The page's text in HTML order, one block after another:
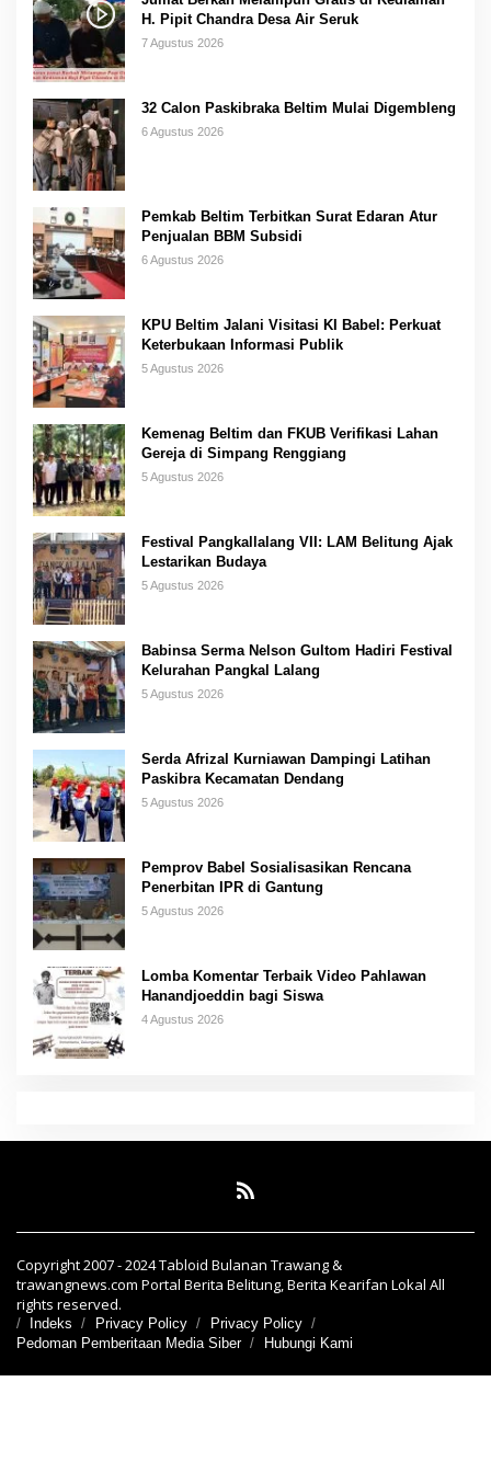
H. Pipit Chandra Desa Air Seruk
7 Agustus 2026
32 Calon Paskibraka Beltim Mulai Digembleng
6 Agustus 2026
Pemkab Beltim Terbitkan Surat Edaran Atur
Penjualan BBM Subsidi
6 Agustus 2026
KPU Beltim Jalani Visitasi KI Babel: Perkuat
Keterbukaan Informasi Publik
5 Agustus 2026
Kemenag Beltim dan FKUB Verifikasi Lahan
Gereja di Simpang Renggiang
5 Agustus 2026
Festival Pangkallalang VII: LAM Belitung Ajak
Lestarikan Budaya
5 Agustus 2026
Babinsa Serma Nelson Gultom Hadiri Festival
Kelurahan Pangkal Lalang
5 Agustus 2026
Serda Afrizal Kurniawan Dampingi Latihan
Paskibra Kecamatan Dendang
5 Agustus 2026
Pemprov Babel Sosialisasikan Rencana
Penerbitan IPR di Gantung
5 Agustus 2026
Lomba Komentar Terbaik Video Pahlawan
Hanandjoeddin bagi Siswa
4 Agustus 2026
Copyright 2007 - 2024 Tabloid Bulanan Trawang &
trawangnews.com Portal Berita Belitung, Berita Kearifan Lokal All
rights reserved.
Indeks Privacy Policy
Privacy Policy
Pedoman Pemberitaan Media Siber
Hubungi Kami